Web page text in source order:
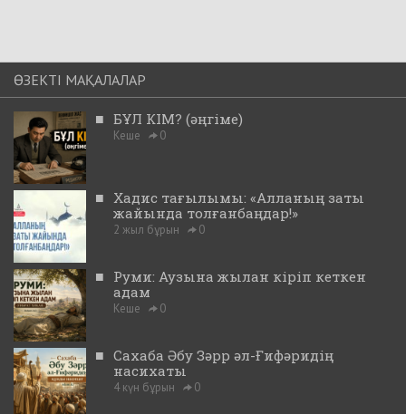
ӨЗЕКТІ МАҚАЛАЛАР
■ БҰЛ КІМ? (әңгіме)
Кеше 0
■ Хадис тағылымы: «Алланың заты
жайында толғанбаңдар!»
2 жыл бұрын 0
■ Руми: Аузына жылан кіріп кеткен
адам
Кеше 0
■ Сахаба Әбу Зәрр әл-Ғифәридің
насихаты
4 күн бұрын 0